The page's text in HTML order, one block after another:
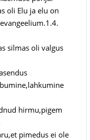
oli Elu ja elu on
silmas oli valgus
hirmu,pigem
pimedus ei ole